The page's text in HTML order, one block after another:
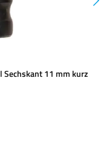
11 mm kurz